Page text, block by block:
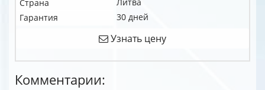
Страна
Гарантия
30 дней
Узнать цену
Комментарии: